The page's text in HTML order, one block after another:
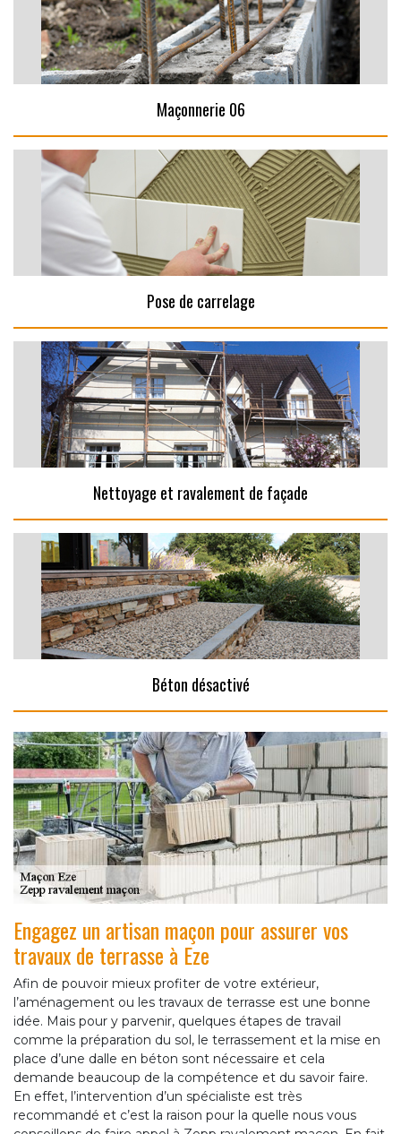
Maçonnerie 06
Pose de carrelage
Nettoyage et ravalement de façade
Béton désactivé
Engagez un artisan maçon pour assurer vos
travaux de terrasse à Eze
Afin de pouvoir mieux profiter de votre extérieur,
l’aménagement ou les travaux de terrasse est une bonne
idée. Mais pour y parvenir, quelques étapes de travail
comme la préparation du sol, le terrassement et la mise en
place d’une dalle en béton sont nécessaire et cela
demande beaucoup de la compétence et du savoir faire.
En effet, l’intervention d’un spécialiste est très
recommandé et c’est la raison pour la quelle nous vous